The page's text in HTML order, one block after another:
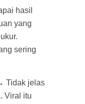
hasil
yang
sering
Tidak jelas
Viral itu